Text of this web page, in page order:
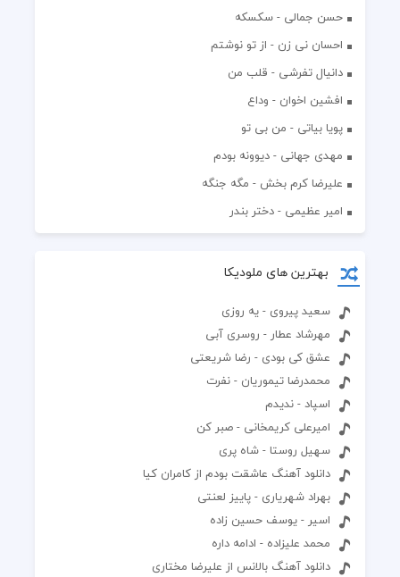
حسن جمالی - سکسکه
احسان نی زن - از تو نوشتم
دانیال تفرشی - قلب من
افشين اخوان - وداع
پویا بیاتی - من بی تو
مهدی جهانی - دیوونه بودم
علیرضا کرم بخش - مگه جنگه
امیر عظیمی - دختر بندر
بهترین های ملودیکا
سعید پیروی - یه روزی
مهرشاد عطار - روسری آبی
عشق کی بودی - رضا شریعتی
محمدرضا تیموریان - نفرت
اسپاد - ندیدم
امیرعلی کریمخانی - صبر کن
سهیل روستا - شاه پری
دانلود آهنگ عاشقت بودم از کامران کیا
بهراد شهریاری - پاییز لعنتی
اسیر - یوسف حسین زاده
محمد علیزاده - ادامه داره
دانلود آهنگ بالانس از علیرضا مختاری